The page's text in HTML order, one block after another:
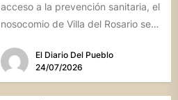
acceso a la prevención sanitaria, el
nosocomio de Villa del Rosario se
El Diario Del Pueblo
24/07/2026